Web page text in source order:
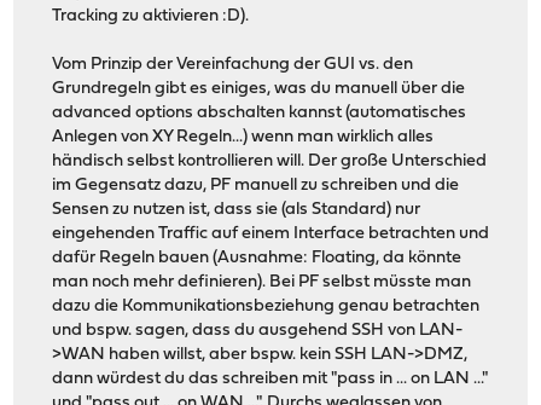
Tracking zu aktivieren :D).
Vom Prinzip der Vereinfachung der GUI vs. den
Grundregeln gibt es einiges, was du manuell über die
advanced options abschalten kannst (automatisches
Anlegen von XY Regeln...) wenn man wirklich alles
händisch selbst kontrollieren will. Der große Unterschied
im Gegensatz dazu, PF manuell zu schreiben und die
Sensen zu nutzen ist, dass sie (als Standard) nur
eingehenden Traffic auf einem Interface betrachten und
dafür Regeln bauen (Ausnahme: Floating, da könnte
man noch mehr definieren). Bei PF selbst müsste man
dazu die Kommunikationsbeziehung genau betrachten
und bspw. sagen, dass du ausgehend SSH von LAN-
>WAN haben willst, aber bspw. kein SSH LAN->DMZ,
dann würdest du das schreiben mit "pass in ... on LAN ..."